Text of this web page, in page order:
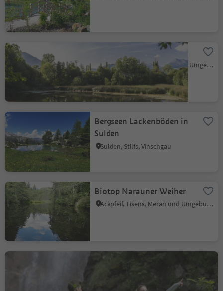
Biotop Laugen in Natz
Natz, Natz-Schabs, Brixen und Umgebung
Bergseen Lackenböden in
Sulden
Sulden, Stilfs, Vinschgau
Biotop Narauner Weiher
Ackpfeif, Tisens, Meran und Umgebung
Wasserfall Tervela in St.
S.Cristina Gherdëina/St.Christina in Gröden, St.Christina in Gröden, Dolomitenregion Gröden